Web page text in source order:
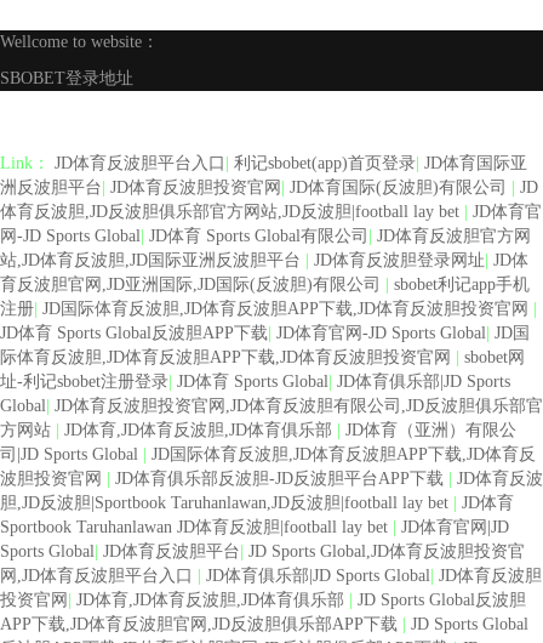
Wellcome to website：
SBOBET登录地址
Link： JD体育反波胆平台入口 利记sbobet(app)首页登录 JD体育国际亚
洲反波胆平台 JD体育反波胆投资官网 JD体育国际(反波胆)有限公司
JD
体育反波胆,JD反波胆俱乐部官方网站,JD反波胆|football lay bet
JD体育官
网-JD Sports Global JD体育 Sports Global有限公司
JD体育反波胆官方网
站,JD体育反波胆,JD国际亚洲反波胆平台
JD体育反波胆登录网址 JD体
育反波胆官网,JD亚洲国际,JD国际(反波胆)有限公司
sbobet利记app手机
注册 JD国际体育反波胆,JD体育反波胆APP下载,JD体育反波胆投资官网
JD体育 Sports Global反波胆APP下载 JD体育官网-JD Sports Global JD国
际体育反波胆,JD体育反波胆APP下载,JD体育反波胆投资官网
sbobet网
址-利记sbobet注册登录 JD体育 Sports Global JD体育俱乐部|JD Sports
Global JD体育反波胆投资官网,JD体育反波胆有限公司,JD反波胆俱乐部官
方网站
JD体育,JD体育反波胆,JD体育俱乐部
JD体育（亚洲）有限公
司|JD Sports Global
JD国际体育反波胆,JD体育反波胆APP下载,JD体育反
波胆投资官网
JD体育俱乐部反波胆-JD反波胆平台APP下载
JD体育反波
胆,JD反波胆|Sportbook Taruhanlawan,JD反波胆|football lay bet
JD体育
Sportbook Taruhanlawan JD体育反波胆|football lay bet
JD体育官网|JD
Sports Global JD体育反波胆平台 JD Sports Global,JD体育反波胆投资官
网,JD体育反波胆平台入口
JD体育俱乐部|JD Sports Global JD体育反波胆
投资官网
JD体育,JD体育反波胆,JD体育俱乐部
JD Sports Global反波胆
APP下载,JD体育反波胆官网,JD反波胆俱乐部APP下载
JD Sports Global